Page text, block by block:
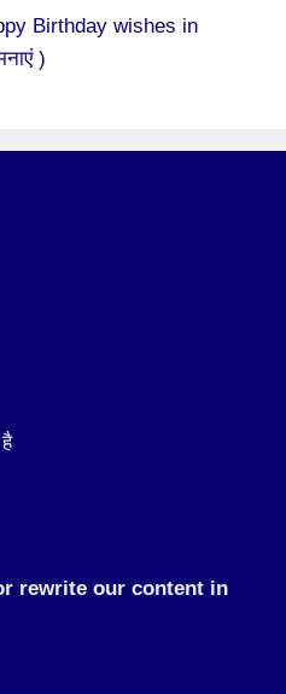
Birthday wishes in
)
rewrite our content in